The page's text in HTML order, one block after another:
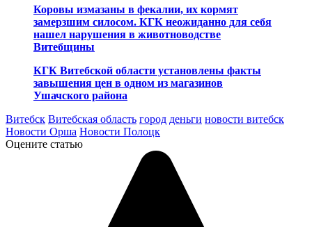
Коровы измазаны в фекалии, их кормят
замерзшим силосом. КГК неожиданно для себя
нашел нарушения в животноводстве
Витебщины
КГК Витебской области установлены факты
завышения цен в одном из магазинов
Ушачского района
Витебск Витебская область город деньги новости витебск
Новости Орша Новости Полоцк
Оцените статью